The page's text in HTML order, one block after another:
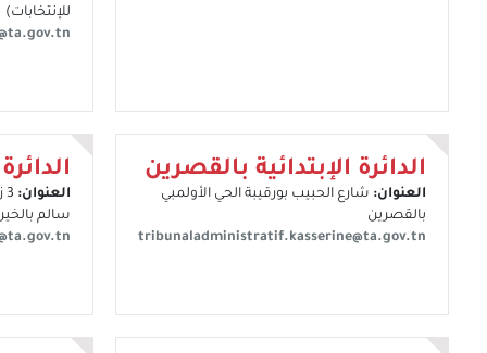
للإنتخابات)
الدائرة الإبتدائية بالقصرين
العنوان: شارع الحبيب بورقيبة الحي الأولمبي
بالقصرين
tribunaladministratif.kasserine@ta.gov.tn
العنوان:
سالم